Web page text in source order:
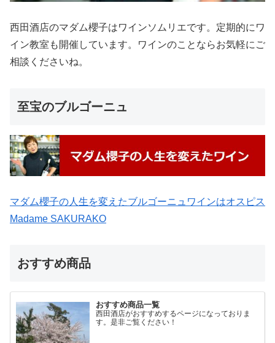
西田酒店のマダム櫻子はワインソムリエです。定期的にワ
イン教室も開催しています。ワインのことならお気軽にご
相談くださいね。
至宝のブルゴーニュ
マダム櫻子の人生を変えたブルゴーニュワインはオスピス
Madame SAKURAKO
おすすめ商品
おすすめ商品一覧
西田酒店がおすすめするページになっておりま
す。是非ご覧ください！